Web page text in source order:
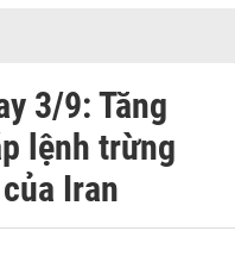
3/9: Tăng
lệnh trừng
Iran